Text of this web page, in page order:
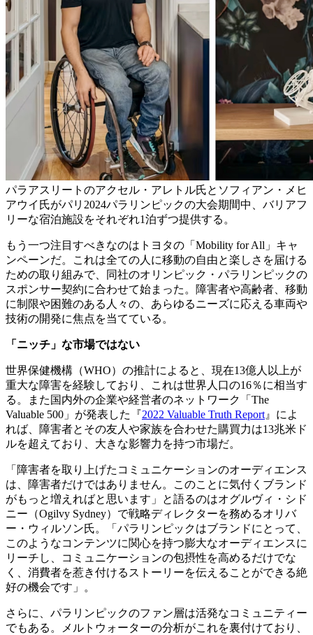
パラアスリートのアクセル・アレトル氏とソフィアン・メヒ
アウイ氏がパリ2024パラリンピックの大会期間中、バリアフ
リーな宿泊施設をそれぞれ1泊ずつ提供する。
もう一つ注目すべきなのはトヨタの「Mobility for All」キャ
ンペーンだ。これは全ての人に移動の自由と楽しさを届ける
ための取り組みで、同社のオリンピック・パラリンピックの
スポンサー契約に合わせて始まった。障害者や高齢者、移動
に制限や困難のある人々の、あらゆるニーズに応える車両や
技術の開発に焦点を当てている。
「ニッチ」な市場ではない
世界保健機構（WHO）の推計によると、現在13億人以上が
重大な障害を経験しており、これは世界人口の16％に相当す
る。また国内外の企業や経営者のネットワーク「The
Valuable 500」が発表した『2022 Valuable Truth Report』によ
れば、障害者とその友人や家族を合わせた購買力は13兆米ド
ルを超えており、大きな影響力を持つ市場だ。
「障害者を取り上げたコミュニケーションのオーディエンス
は、障害者だけではありません。このことに気付くブランド
がもっと増えればと思います」と語るのはオグルヴィ・シド
ニー（Ogilvy Sydney）で戦略ディレクターを務めるオリバ
ー・ウィルソン氏。「パラリンピックはブランドにとって、
このようなコンテンツに関心を持つ膨大なオーディエンスに
リーチし、コミュニケーションの包摂性を高めるだけでな
く、消費者を惹き付けるストーリーを伝えることができる絶
好の機会です」。
さらに、パラリンピックのファン層は活発なコミュニティー
でもある。メルトウォーターの分析がこれを裏付けており、